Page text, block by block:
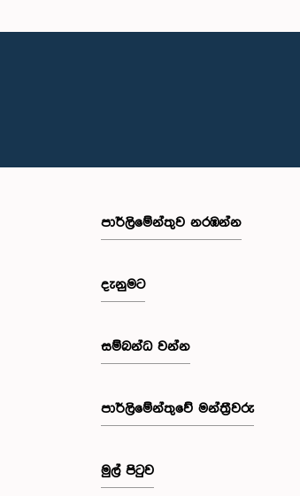
පාර්ලි‌මේන්තුව නරඹන්න
දැනුමට
සම්බන්ධ වන්න
පාර්ලි‌මේන්තුවේ මන්ත්‍රීවරු
මුල් පිටුව